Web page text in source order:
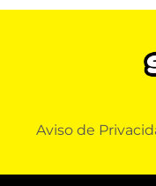
Aviso de